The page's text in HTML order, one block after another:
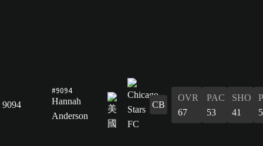
9094
#9094
Hannah
Anderson
CB
OVR
67
PAC
53
SHO
41